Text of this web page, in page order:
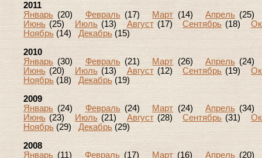
2011
Январь (20) Февраль (17) Март (14)Апрель
Июнь (25) Июль(13) Август(17)Сентябрь (18)
Ноябрь (14) Декабрь (15)
2010
Январь (30) Февраль(21) Март (26)Апрель
Июнь (20) Июль(13) Август(12)Сентябрь (19)
Ноябрь (18) Декабрь (19)
2009
Январь (24) Февраль(24) Март (24)Апрель
Июнь (23) Июль(21) Август(28)Сентябрь (31)
Ноябрь (29) Декабрь (29)
2008
Январь (11) Февраль(17) Март(16) Апрель